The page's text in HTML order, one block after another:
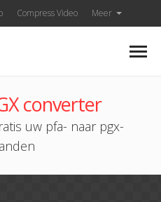
Compress Video Meer
converter
uw pfa- naar pgx-